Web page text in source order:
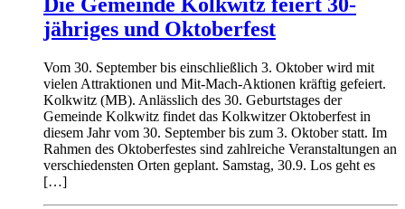
jähriges und Oktoberfest
Vom 30. September bis einschließlich 3. Oktober wird mit
vielen Attraktionen und Mit-Mach-Aktionen kräftig gefeiert.
Kolkwitz (MB). Anlässlich des 30. Geburtstages der
Gemeinde Kolkwitz findet das Kolkwitzer Oktoberfest in
diesem Jahr vom 30. September bis zum 3. Oktober statt. Im
Rahmen des Oktoberfestes sind zahlreiche Veranstaltungen an
verschiedensten Orten geplant. Samstag, 30.9. Los geht es
[…]